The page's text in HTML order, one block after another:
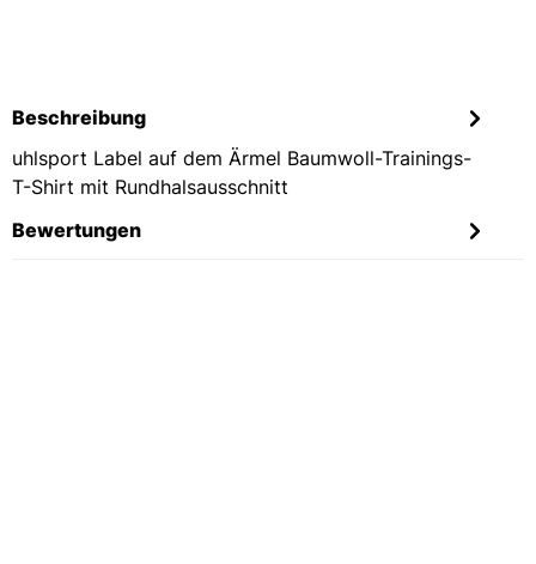
Beschreibung
uhlsport Label auf dem Ärmel Baumwoll-Trainings-
T-Shirt mit Rundhalsausschnitt
Bewertungen